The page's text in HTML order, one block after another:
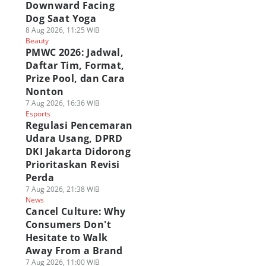
Downward Facing
Dog Saat Yoga
8 Aug 2026, 11:25 WIB
Beauty
PMWC 2026: Jadwal,
Daftar Tim, Format,
Prize Pool, dan Cara
Nonton
7 Aug 2026, 16:36 WIB
Esports
Regulasi Pencemaran
Udara Usang, DPRD
DKI Jakarta Didorong
Prioritaskan Revisi
Perda
7 Aug 2026, 21:38 WIB
News
Cancel Culture: Why
Consumers Don't
Hesitate to Walk
Away From a Brand
7 Aug 2026, 11:00 WIB